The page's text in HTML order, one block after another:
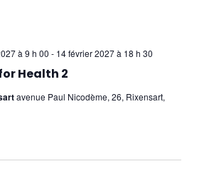
(AT)
Health 2
à 9 h 00 - 14 février 2027 à 18 h 30
avenue Paul Nicodème, 26, Rixensart,